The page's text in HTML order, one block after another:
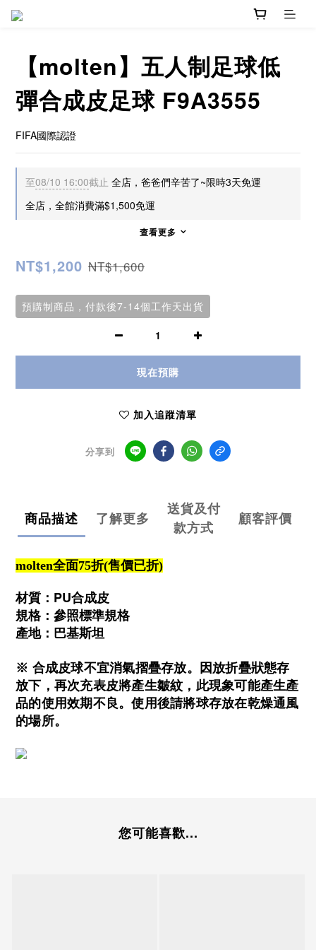
【molten】五人制足球低
彈合成皮足球 F9A3555
FIFA國際認證
至08/10 16:00截止 全店，爸爸們辛苦了~限時3天免運
全店，全館消費滿$1,500免運
查看更多
NT$1,200 NT$1,600
預購制商品，付款後7-14個工作天出貨
現在預購
加入追蹤清單
分享到
商品描述 了解更多
送貨及付
款方式
顧客評價
molten全面75折(售價已折)
材質：PU合成皮
規格：參照標準規格
產地：巴基斯坦
※ 合成皮球不宜消氣摺疊存放。因放折疊狀態存
放下，再次充表皮將產生皺紋，此現象可能產生產
品的使用效期不良。使用後請將球存放在乾燥通風
的場所。
您可能喜歡...